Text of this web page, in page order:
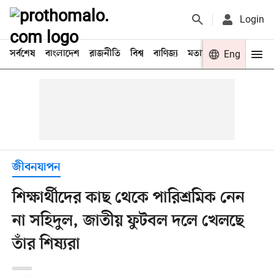
Login
সর্বশেষ বাংলাদেশ রাজনীতি বিশ্ব বাণিজ্য মতামত খেলা
Eng
জীবনযাপন
শিক্ষার্থীদের কাছ থেকে পারিশ্রমিক নেন
না সহিদুল, জাতীয় ফুটবল দলে খেলছে
তাঁর শিষ্যরা